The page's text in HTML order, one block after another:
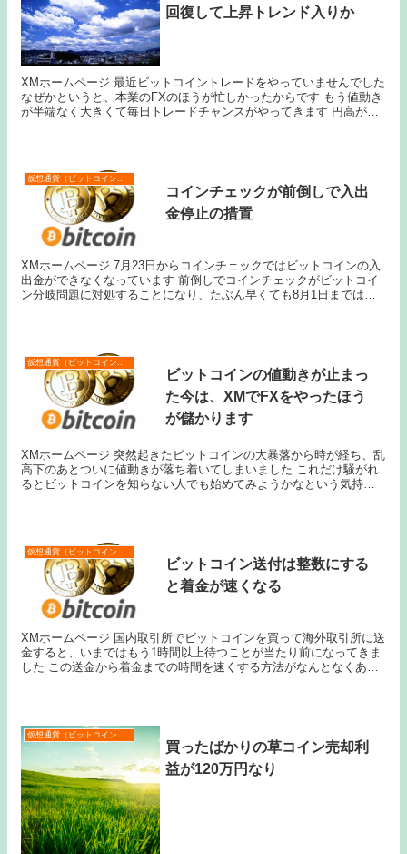
回復して上昇トレンド入りか
XMホームページ 最近ビットコイントレードをやっていませんでした
なぜかというと、本業のFXのほうが忙しかったからです もう値動き
が半端なく大きくて毎日トレードチャンスがやってきます 円高が進
仮想通貨（ビットコインなど）
コインチェックが前倒しで入出
金停止の措置
XMホームページ 7月23日からコインチェックではビットコインの入
出金ができなくなっています 前倒しでコインチェックがビットコイ
ン分岐問題に対処することになり、たぶん早くても8月1日まではビ
ビットコインの値動きが止まっ
た今は、XMでFXをやったほう
が儲かります
XMホームページ 突然起きたビットコインの大暴落から時が経ち、乱
高下のあとついに値動きが落ち着いてしまいました これだけ騒がれ
るとビットコインを知らない人でも始めてみようかなという気持ち
ビットコイン送付は整数にする
と着金が速くなる
XMホームページ 国内取引所でビットコインを買って海外取引所に送
金すると、いまではもう1時間以上待つことが当たり前になってきま
した この送金から着金までの時間を速くする方法がなんとなくある
買ったばかりの草コイン売却利
益が120万円なり